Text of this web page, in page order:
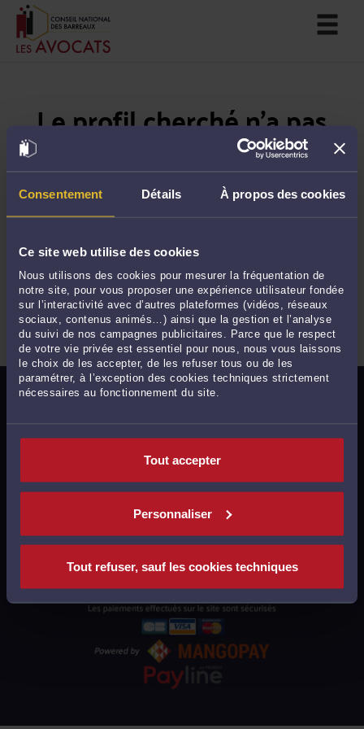
Consentement Détails À propos des cookies
Ce site web utilise des cookies
Nous utilisons des cookies pour mesurer la fréquentation de
notre site, pour vous proposer une expérience utilisateur fondée
sur l’interactivité avec d’autres plateformes (vidéos, réseaux
sociaux, contenus animés…) ainsi que la gestion et l’analyse
du suivi de nos campagnes publicitaires. Parce que le respect
de votre vie privée est essentiel pour nous, nous vous laissons
le choix de les accepter, de les refuser tous ou de les
paramétrer, à l’exception des cookies techniques strictement
nécessaires au fonctionnement du site.
Tout accepter
Personnaliser
Tout refuser, sauf les cookies techniques
Le profil cherché n'a pas
été trouvé
Si vous souhaitez trouver un avocat près de chez
vous, veuillez utiliser notre moteur de rechercheen
MENTIONS LÉGALES
POLITIQUE DE CONFIDENTIALITÉ
POLITIQUE DES COOKIES
CGU AVOCATS
CGUV UTILISATEURS
PLAN DU SITE
SUPPORT